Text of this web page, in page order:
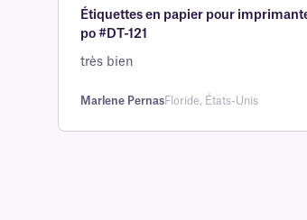
5 sur la
base d'
évaluation
Étiquettes en papier pour
po #DT-121
très bien
Marlene PernasFloride, États-Unis